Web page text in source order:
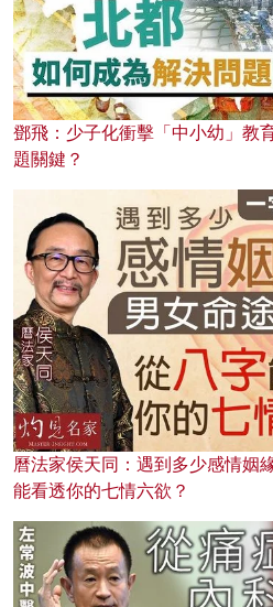
鄧飛：少子化衝擊「中小幼」教
題關鍵？
曆法家侯天同：遇到多少感情姻
能看透你的七情六欲？